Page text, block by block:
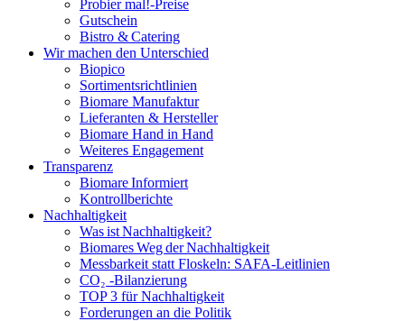
Probier mal!-Preise
Gutschein
Bistro & Catering
Wir machen den Unterschied
Biopico
Sortimentsrichtlinien
Biomare Manufaktur
Lieferanten & Hersteller
Biomare Hand in Hand
Weiteres Engagement
Transparenz
Biomare Informiert
Kontrollberichte
Nachhaltigkeit
Was ist Nachhaltigkeit?
Biomares Weg der Nachhaltigkeit
Messbarkeit statt Floskeln: SAFA-Leitlinien
CO₂ -Bilanzierung
TOP 3 für Nachhaltigkeit
Forderungen an die Politik